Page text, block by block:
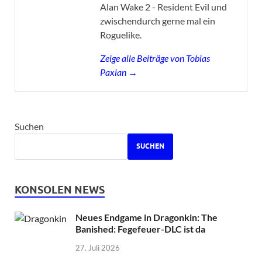
Alan Wake 2 - Resident Evil und
zwischendurch gerne mal ein
Roguelike.
Zeige alle Beiträge von Tobias
Paxian →
Suchen
SUCHEN
KONSOLEN NEWS
Neues Endgame in Dragonkin: The
Banished: Fegefeuer-DLC ist da
27. Juli 2026